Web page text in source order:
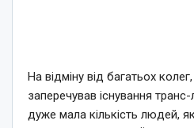
На відміну від багатьох
заперечував існування
дуже мала кількість людей,